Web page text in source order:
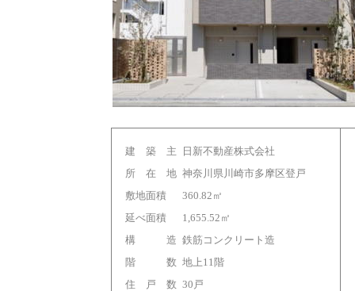
建 築 主
日新不動産株式会社
所 在 地 神奈川県川崎市多摩区登戸
敷地面積
360.82㎡
延べ面積
1,655.52㎡
構 造 鉄筋コンクリート造
階 数 地上11階
住 戸 数 30戸